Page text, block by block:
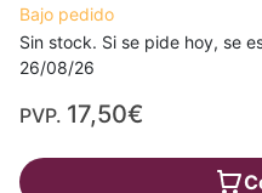
Bajo pedido
Sin stock. Si se pide hoy, se
26/08/26
PVP. 17,50€